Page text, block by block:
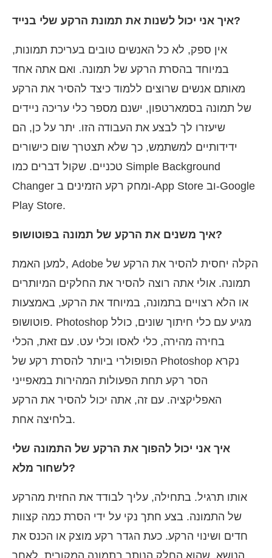
איך אני יכול לשנות את תמונת הרקע שלי בנייד?
אין ספק, לא כל האנשים טובים בעריכת תמונות,
במיוחד בהסרת הרקע של תמונה. ואם אתה אחד
מאותם אנשים שרוצים ללמוד כיצד להסיר את הרקע
של תמונה בסמארטפון, ישנם מספר כלי עריכה ניידים
שיעזרו לך לבצע את העבודה הזו. יתר על כן, הם
ידידותיים למשתמש, כך שלא תצטרך שום כישורים
טכניים. שקול דברים כמו Simple Background
Changer ומחק רקע הזמינים ב-App Store וב-Google
Play Store.
איך משנים את הרקע של תמונה בפוטושופ?
למען האמת, Adobe הקלה יחסית להסיר את הרקע של
תמונה. אולי אתה רוצה להסיר את החלקים המיותרים
או הלא רצויים בתמונה, במיוחד את הרקע, באמצעות
פוטושופ. Photoshop מגיע עם כלי חיתוך שונים, כולל
בחירה מהירה, כלי לאסו וכלי עט. עם זאת, הכלי
הפופולרי ביותר להסרת רקע של Photoshop נקרא
הסר רקע תחת הפעולות המהירות במאפייני
האפליקציה. עם זה, אתה יכול להסיר את הרקע
בלחיצה אחת.
איך אני יכול להפוך את הרקע של התמונה שלי
לשחור מלא?
אותו תרגיל. בתחילה, עליך לבודד את החזית מהרקע
של התמונה. בצע חתך נקי על ידי הסרת כמה קצוות
חדים ושינוי הרקע. כעת הגדר רקע מוצק או הכנס את
הנושא, שהוא החלק הנותר בתמונה המקורית. לאחר